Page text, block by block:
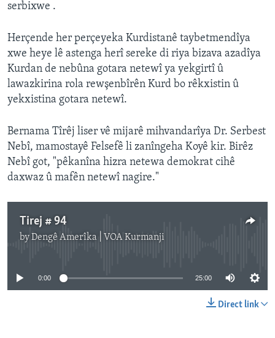
serbixwe .
Herçende her perçeyeka Kurdistanê taybetmendîya
xwe heye lê astenga herî sereke di riya bizava azadîya
Kurdan de nebûna gotara netewî ya yekgirtî û
lawazkirina rola rewşenbîrên Kurd bo rêkxistin û
yekxistina gotara netewî.
Bernama Tîrêj liser vê mijarê mihvandarîya Dr. Serbest
Nebî, mamostayê Felsefê li zanîngeha Koyê kir. Birêz
Nebî got, "pêkanîna hizra netewa demokrat cihê
daxwaz û mafên netewî nagire".
Tirej # 94
byDengê Amerîka | VOA Kurmanji
No media source currently available
0:00 25:00
Direct link